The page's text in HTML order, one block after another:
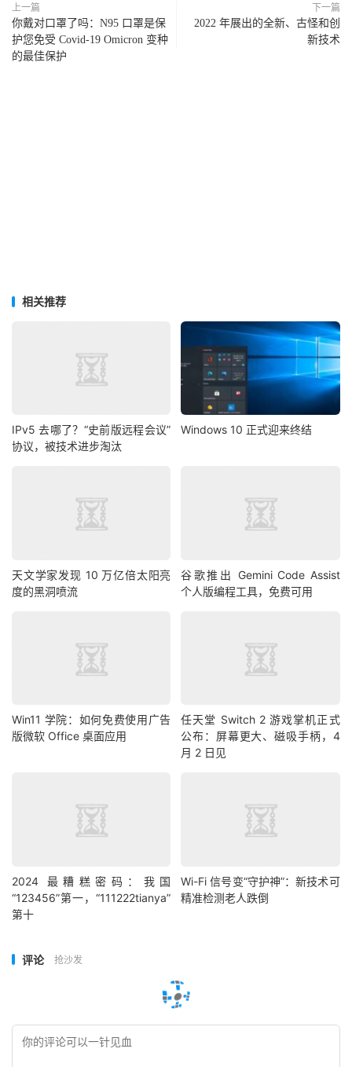
上一篇
你戴对口罩了吗：N95 口罩是保
护您免受 Covid-19 Omicron 变种
的最佳保护
下一篇
2022 年展出的全新、古怪和创
新技术
相关推荐
IPv5 去哪了？“史前版远程会议”
协议，被技术进步淘汰
Windows 10 正式迎来终结
天文学家发现 10 万亿倍太阳亮
度的黑洞喷流
谷歌推出 Gemini Code Assist
个人版编程工具，免费可用
Win11 学院：如何免费使用广告
版微软 Office 桌面应用
任天堂 Switch 2 游戏掌机正式
公布：屏幕更大、磁吸手柄，4
月 2 日见
2024 最糟糕密码：我国
“123456”第一，“111222tianya”
第十
Wi-Fi 信号变“守护神”：新技术可
精准检测老人跌倒
评论 抢沙发